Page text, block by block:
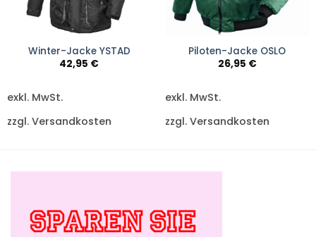
Winter-Jacke YSTAD
42,95 €
exkl. MwSt.
zzgl. Versandkosten
Piloten-Jacke OSLO
26,95 €
exkl. MwSt.
zzgl. Versandkosten